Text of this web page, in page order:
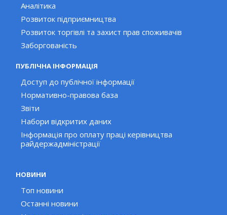
Аналітика
Розвиток підприємництва
Розвиток торгівлі та захист прав споживачів
Заборгованість
ПУБЛІЧНА ІНФОРМАЦІЯ
Доступ до публічної інформації
Нормативно-правова база
Звіти
Набори відкритих даних
Інформація про оплату праці керівництва
райдержадміністрації
НОВИНИ
Топ новини
Останні новини